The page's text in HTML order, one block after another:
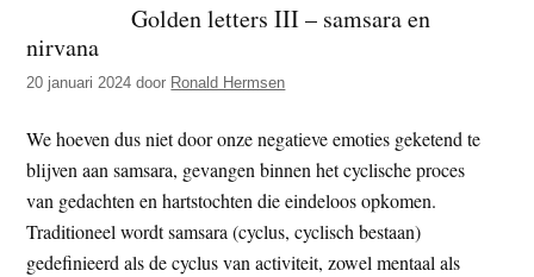
z
e
s
i
t
e
e
n
e
z
e
s
i
Golden letters III – samsara en
nirvana
20 januari 2024 door Ronald Hermsen
We hoeven dus niet door onze negatieve emoties geketend te
blijven aan samsara, gevangen binnen het cyclische proces
van gedachten en hartstochten die eindeloos opkomen.
Traditioneel wordt samsara (cyclus, cyclisch bestaan)
gedefinieerd als de cyclus van activiteit, zowel mentaal als